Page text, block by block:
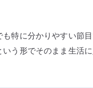
も特に分かりやすい節
いう形でそのまま生活